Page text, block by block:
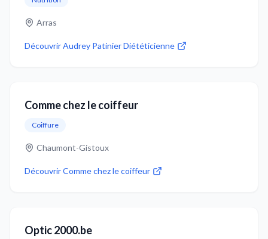
Arras
DécouvrirAudrey Patinier Diététicienne
Comme chez le coiffeur
Coiffure
Chaumont-Gistoux
DécouvrirComme chez le coiffeur
Optic 2000.be